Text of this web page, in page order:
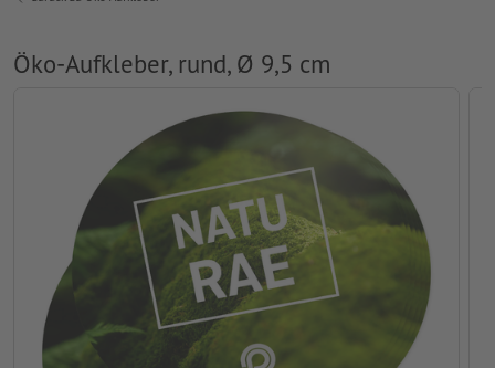
Öko-Aufkleber, rund, Ø 9,5 cm